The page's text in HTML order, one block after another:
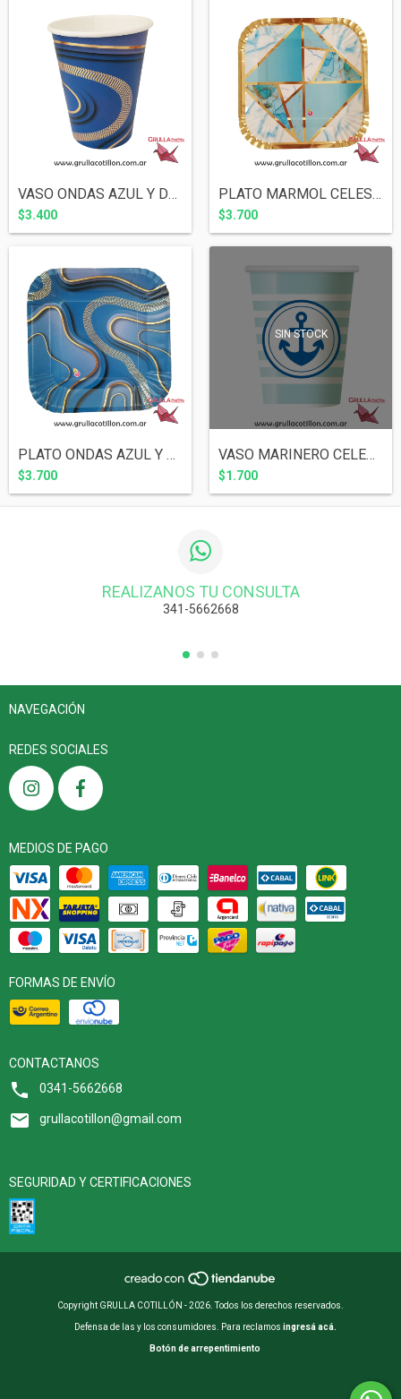
VASO ONDAS AZUL Y DORADO x8
$3.400
PLATO MARMOL CELESTE x8
$3.700
PLATO ONDAS AZUL Y DORADO x8
$3.700
SIN STOCK
VASO MARINERO CELESTE PERLADO x6
$1.700
REALIZANOS TU CONSULTA
341-5662668
NAVEGACIÓN
REDES SOCIALES
MEDIOS DE PAGO
FORMAS DE ENVÍO
CONTACTANOS
0341-5662668
grullacotillon@gmail.com
SEGURIDAD Y CERTIFICACIONES
Copyright GRULLA COTILLÓN - 2026. Todos los derechos reservados.
Defensa de las y los consumidores. Para reclamos ingresá acá.
Botón de arrepentimiento